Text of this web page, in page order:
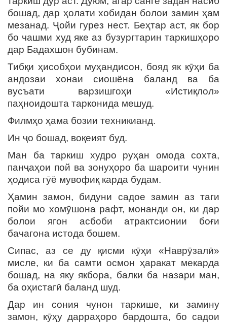
бошад, дар ҳолати хобидан болои замин ҳам
мезанад. Ҷойи гурез нест. Беҳтар аст, як бор
бо чашми худ яке аз бузургтарин таркишҳоро
дар Бадахшон бубинам.
Тибқи ҳисобҳои муҳандисон, бояд як кӯҳи ба
андозаи хонаи сиошёна баланд ва ба
вусъати варзишгоҳи «Истиқлол»
паҳноидошта тарконида мешуд.
Филмҳо ҳама бозии техникианд.
Ин ҷо бошад, воқеият буд.
Ман ба таркиш худро руҳан омода сохта,
панҷаҳои пой ва зонуҳоро ба шароити чунин
ҳодиса гӯё мувофиқ карда будам.
Ҳамин замон, бидуни садое замин аз таги
пойи мо хомӯшона рафт, монанди он, ки дар
болои ягон асбоби атрактсионии боғи
бачагона истода бошем.
Сипас, аз се ду қисми кӯҳи «Наврӯзалӣ»
мисле, ки ба самти осмон ҳаракат мекарда
бошад, на яку якбора, балки ба назари ман,
ба оҳистагӣ баланд шуд.
Дар ин сония чунон таркише, ки замину
замон, кӯҳу дарраҳоро бардошта, бо садои